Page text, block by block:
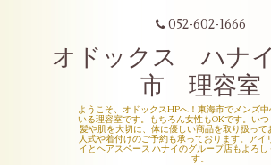
052-602-1666
オドックス ハナ
市 理容室
ようこそ、オドックスHPへ！東海市でメンズ
いる理容室です。もちろん女性もOKです。い
髪や肌を大切に、体に優しい商品を取り扱って
人式や着付けのご予約も承っております。アイ
イとヘアスペース ハナイのグループ店もよろし
す。